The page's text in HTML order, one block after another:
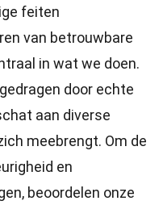
feiten
van betrouwbare
in wat we doen.
door echte
aan diverse
meebrengt. Om de
en
beoordelen onze